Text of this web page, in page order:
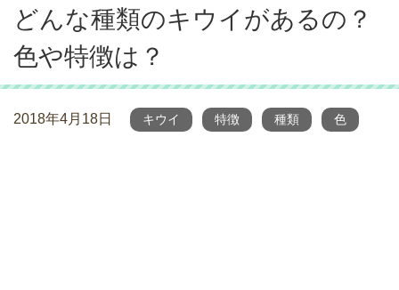
どんな種類のキウイがあるの？
色や特徴は？
2018年4月18日 キウイ 特徴 種類 色